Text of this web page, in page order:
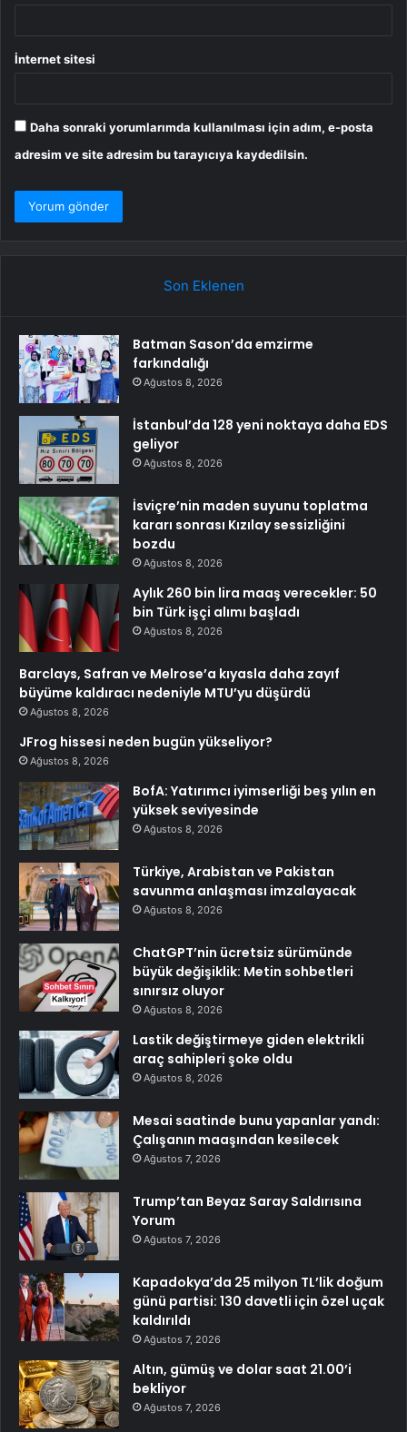
İnternet sitesi
Daha sonraki yorumlarımda kullanılması için adım, e-posta
adresim ve site adresim bu tarayıcıya kaydedilsin.
Son Eklenen
Batman Sason’da emzirme
farkındalığı
Ağustos 8, 2026
İstanbul’da 128 yeni noktaya daha EDS
geliyor
Ağustos 8, 2026
İsviçre’nin maden suyunu toplatma
kararı sonrası Kızılay sessizliğini
bozdu
Ağustos 8, 2026
Aylık 260 bin lira maaş verecekler: 50
bin Türk işçi alımı başladı
Ağustos 8, 2026
Barclays, Safran ve Melrose’a kıyasla daha zayıf
büyüme kaldıracı nedeniyle MTU’yu düşürdü
Ağustos 8, 2026
JFrog hissesi neden bugün yükseliyor?
Ağustos 8, 2026
BofA: Yatırımcı iyimserliği beş yılın en
yüksek seviyesinde
Ağustos 8, 2026
Türkiye, Arabistan ve Pakistan
savunma anlaşması imzalayacak
Ağustos 8, 2026
ChatGPT’nin ücretsiz sürümünde
büyük değişiklik: Metin sohbetleri
sınırsız oluyor
Ağustos 8, 2026
Lastik değiştirmeye giden elektrikli
araç sahipleri şoke oldu
Ağustos 8, 2026
Mesai saatinde bunu yapanlar yandı:
Çalışanın maaşından kesilecek
Ağustos 7, 2026
Trump’tan Beyaz Saray Saldırısına
Yorum
Ağustos 7, 2026
Kapadokya’da 25 milyon TL’lik doğum
günü partisi: 130 davetli için özel uçak
kaldırıldı
Ağustos 7, 2026
Altın, gümüş ve dolar saat 21.00’i
bekliyor
Ağustos 7, 2026